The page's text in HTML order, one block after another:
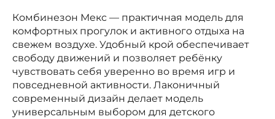
Комбинезон Мекс — практичная модель для
комфортных прогулок и активного отдыха на
свежем воздухе. Удобный крой обеспечивает
свободу движений и позволяет ребёнку
чувствовать себя уверенно во время игр и
повседневной активности. Лаконичный
современный дизайн делает модель
универсальным выбором для детского